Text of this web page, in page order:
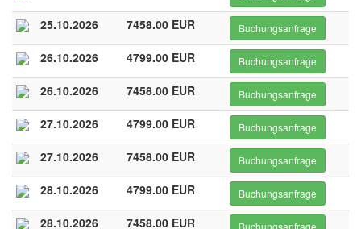
25.10.2026 7458.00 EUR Buchungsanfrage
26.10.2026 4799.00 EUR Buchungsanfrage
26.10.2026 7458.00 EUR Buchungsanfrage
27.10.2026 4799.00 EUR Buchungsanfrage
27.10.2026 7458.00 EUR Buchungsanfrage
28.10.2026 4799.00 EUR Buchungsanfrage
28.10.2026 7458.00 EUR Buchungsanfrage